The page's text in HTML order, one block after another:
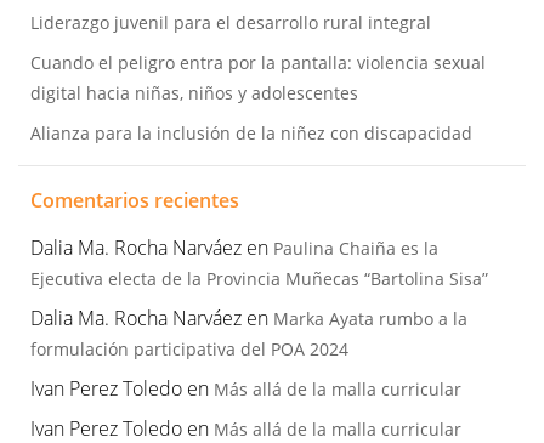
Liderazgo juvenil para el desarrollo rural integral
Cuando el peligro entra por la pantalla: violencia sexual
digital hacia niñas, niños y adolescentes
Alianza para la inclusión de la niñez con discapacidad
Comentarios recientes
Dalia Ma. Rocha Narváez en Paulina Chaiña es la
Ejecutiva electa de la Provincia Muñecas “Bartolina Sisa”
Dalia Ma. Rocha Narváez en Marka Ayata rumbo a la
formulación participativa del POA 2024
Ivan Perez Toledo en Más allá de la malla curricular
Ivan Perez Toledo en Más allá de la malla curricular